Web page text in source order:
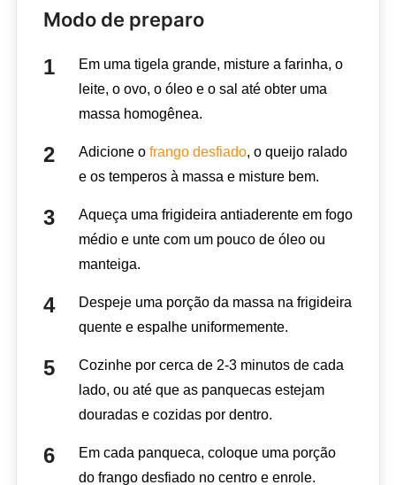
Modo de preparo
Em uma tigela grande, misture a farinha, o
leite, o ovo, o óleo e o sal até obter uma
massa homogênea.
Adicione o frango desfiado, o queijo ralado
e os temperos à massa e misture bem.
Aqueça uma frigideira antiaderente em fogo
médio e unte com um pouco de óleo ou
manteiga.
Despeje uma porção da massa na frigideira
quente e espalhe uniformemente.
Cozinhe por cerca de 2-3 minutos de cada
lado, ou até que as panquecas estejam
douradas e cozidas por dentro.
Em cada panqueca, coloque uma porção
do frango desfiado no centro e enrole.